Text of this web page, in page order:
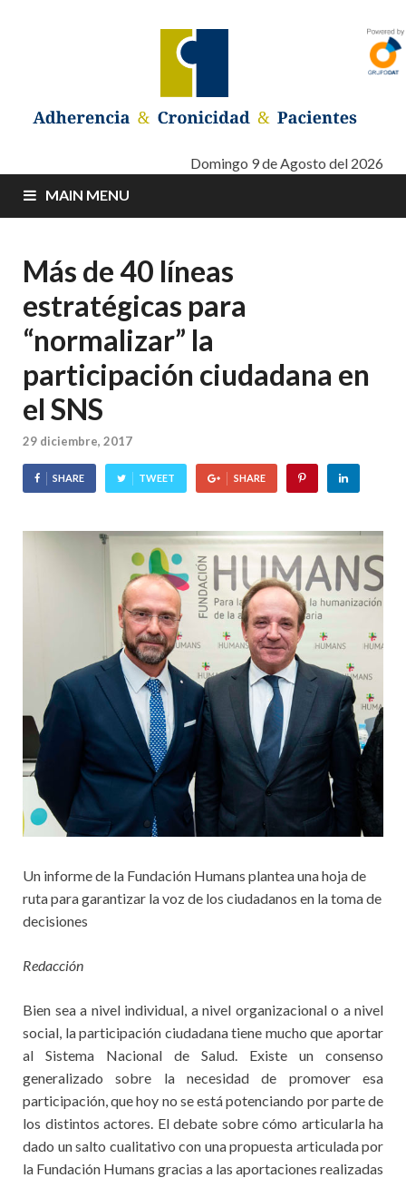
Adherencia –
Cronicidad –
Pacientes
Adherencia – Cronicidad – PacientesDomingo 9 de Agosto del 2026
MAIN MENU
Más de 40 líneas
estratégicas para
“normalizar” la
participación ciudadana en
el SNS
29 diciembre, 2017
SHARE TWEET SHARE
Un informe de la Fundación Humans plantea una hoja de
ruta para garantizar la voz de los ciudadanos en la toma de
decisiones
Redacción
Bien sea a nivel individual, a nivel organizacional o a nivel
social, la participación ciudadana tiene mucho que aportar
al Sistema Nacional de Salud. Existe un consenso
generalizado sobre la necesidad de promover esa
participación, que hoy no se está potenciando por parte de
los distintos actores. El debate sobre cómo articularla ha
dado un salto cualitativo con una propuesta articulada por
la Fundación Humans gracias a las aportaciones realizadas